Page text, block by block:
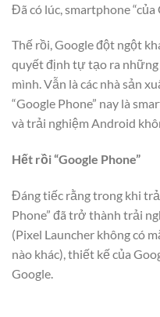
Đã có lúc, smartphone
Thế rồi, Google đột ngột
quyết định tự tạo ra những
mình. Vẫn là các nhà sản
“Google Phone” nay là
và trải nghiệm Android
Hết rồi “Google Phone”
Đáng tiếc rằng trong khi
Phone” đã trở thành trải
(Pixel Launcher không có
nào khác), thiết kế của
Google.